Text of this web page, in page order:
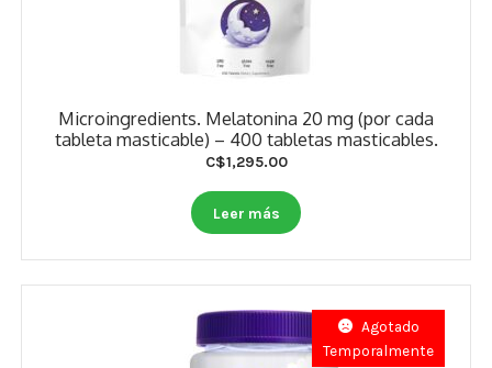
Microingredients. Melatonina 20 mg (por cada
tableta masticable) – 400 tabletas masticables.
C$1,295.00
Leer más
Agotado
Temporalmente